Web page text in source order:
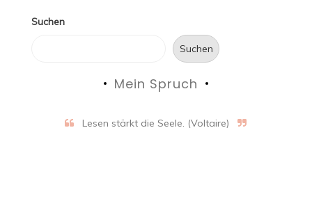
Suchen
Suchen
Mein Spruch
Lesen stärkt die Seele. (Voltaire)